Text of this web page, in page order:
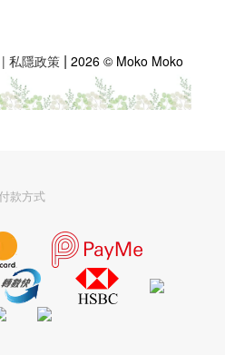
| 私隱政策 | 2026 © Moko Moko
款方式